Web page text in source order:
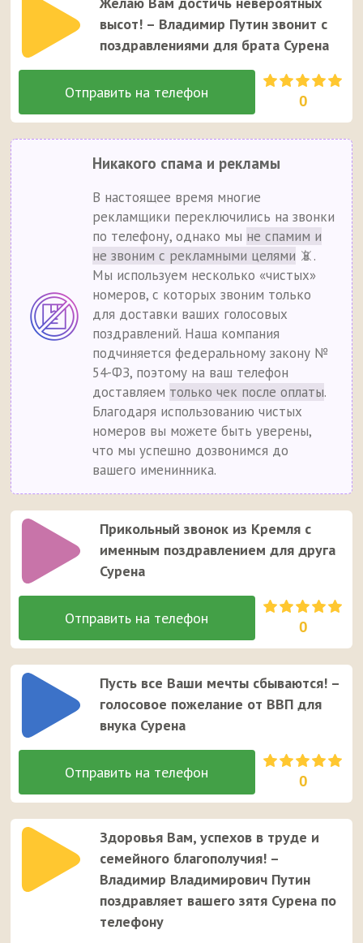
высот! – Владимир Путин звонит с
поздравлениями для брата Сурена
0
Никакого спама и рекламы
В настоящее время многие
рекламщики переключились на звонки
по телефону, однако мы не спамим и
не звоним с рекламными целями 📵.
Мы используем несколько «чистых»
номеров, с которых звоним только
для доставки ваших голосовых
поздравлений. Наша компания
подчиняется федеральному закону №
54-ФЗ, поэтому на ваш телефон
доставляем только чек после оплаты.
Благодаря использованию чистых
номеров вы можете быть уверены,
что мы успешно дозвонимся до
вашего именинника.
Прикольный звонок из Кремля с
именным поздравлением для друга
Сурена
0
Пусть все Ваши мечты сбываются! –
голосовое пожелание от ВВП для
внука Сурена
0
Здоровья Вам, успехов в труде и
семейного благополучия! –
Владимир Владимирович Путин
поздравляет вашего зятя Сурена по
телефону